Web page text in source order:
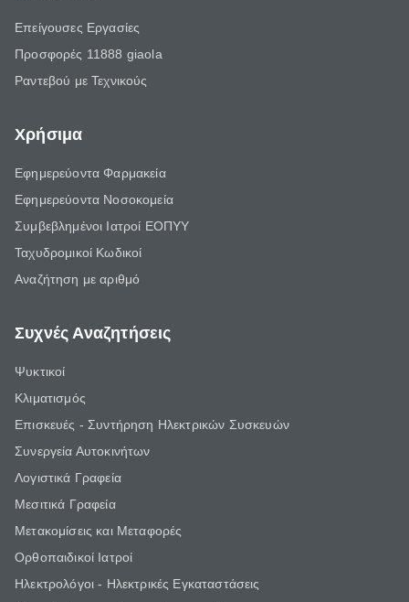
Επείγουσες Εργασίες
Προσφορές 11888 giaola
Ραντεβού με Τεχνικούς
Χρήσιμα
Εφημερεύοντα Φαρμακεία
Εφημερεύοντα Νοσοκομεία
Συμβεβλημένοι Ιατροί ΕΟΠΥΥ
Ταχυδρομικοί Κωδικοί
Αναζήτηση με αριθμό
Συχνές Αναζητήσεις
Ψυκτικοί
Κλιματισμός
Επισκευές - Συντήρηση Ηλεκτρικών Συσκευών
Συνεργεία Αυτοκινήτων
Λογιστικά Γραφεία
Μεσιτικά Γραφεία
Μετακομίσεις και Μεταφορές
Ορθοπαιδικοί Ιατροί
Ηλεκτρολόγοι - Ηλεκτρικές Εγκαταστάσεις